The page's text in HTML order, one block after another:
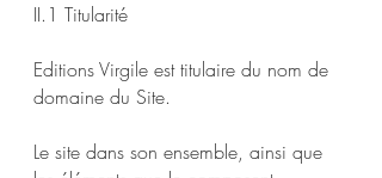
II.1 Titularité
Editions Virgile est titulaire du nom de
domaine du Site.
Le site dans son ensemble, ainsi que